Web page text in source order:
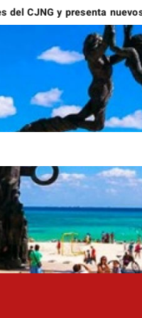
y presenta nuevos cargos